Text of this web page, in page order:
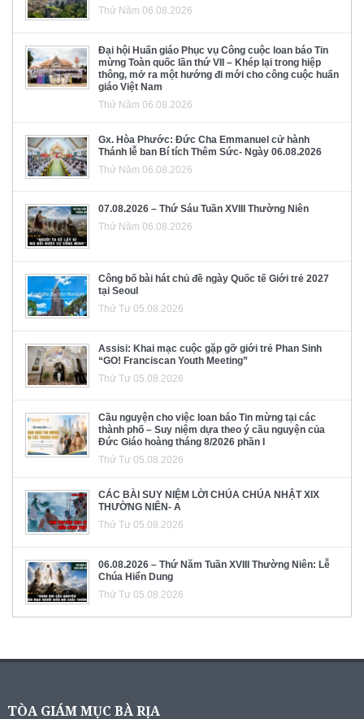
Thứ Năm 06.08.2026
Đại hội Huấn giáo Phục vụ Công cuộc loan báo Tin
mừng Toàn quốc lần thứ VII – Khép lại trong hiệp
thông, mở ra một hướng đi mới cho công cuộc huấn
giáo Việt Nam
Thứ Năm 06.08.2026
Gx. Hòa Phước: Đức Cha Emmanuel cử hành
Thánh lễ ban Bí tích Thêm Sức- Ngày 06.08.2026
Thứ Năm 06.08.2026
07.08.2026 – Thứ Sáu Tuần XVIII Thường Niên
Thứ Năm 06.08.2026
Công bố bài hát chủ đề ngày Quốc tế Giới trẻ 2027
tại Seoul
Thứ Tư 05.08.2026
Assisi: Khai mạc cuộc gặp gỡ giới trẻ Phan Sinh
“GO! Franciscan Youth Meeting”
Thứ Tư 05.08.2026
Cầu nguyện cho việc loan báo Tin mừng tại các
thành phố – Suy niệm dựa theo ý cầu nguyện của
Đức Giáo hoàng tháng 8/2026 phần I
Thứ Tư 05.08.2026
CÁC BÀI SUY NIỆM LỜI CHÚA CHÚA NHẬT XIX
THƯỜNG NIÊN- A
Thứ Tư 05.08.2026
06.08.2026 – Thứ Năm Tuần XVIII Thường Niên: Lễ
Chúa Hiển Dung
Thứ Tư 05.08.2026
TÒA GIÁM MỤC BÀ RỊA